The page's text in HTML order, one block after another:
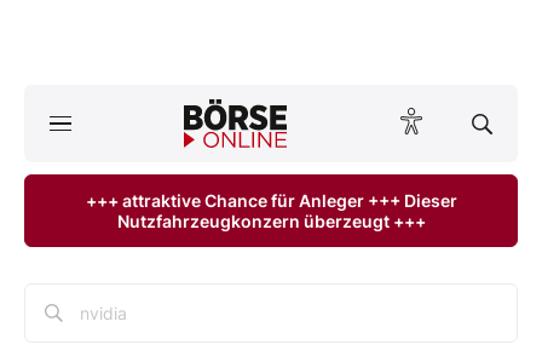
ktuelle Ausgabe BÖRSE ONLINE lesen
+++ attraktive Chance für Anleger +++ Dieser
Nutzfahrzeugkonzern überzeugt +++